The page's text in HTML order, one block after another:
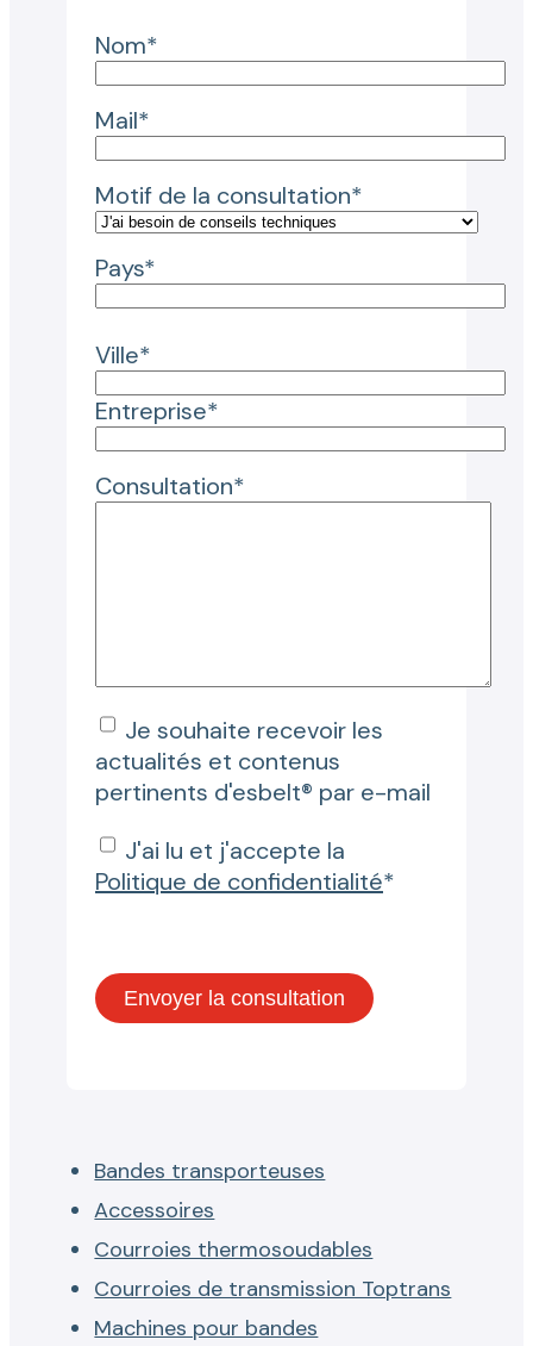
Nom*
Mail*
Motif de la consultation*
Pays*
Ville*
Entreprise*
Consultation*
Je souhaite recevoir les
actualités et contenus
pertinents d'esbelt® par e-mail
J'ai lu et j'accepte la
Politique de confidentialité*
Bandes transporteuses
Accessoires
Courroies thermosoudables
Courroies de transmission Toptrans
Machines pour bandes